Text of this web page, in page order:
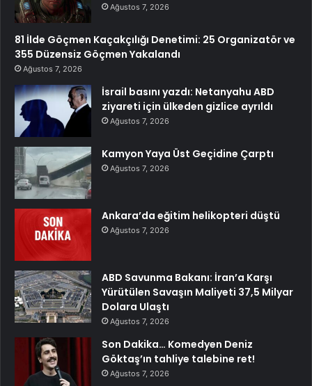
Ağustos 7, 2026
81 İlde Göçmen Kaçakçılığı Denetimi: 25 Organizatör ve
355 Düzensiz Göçmen Yakalandı
Ağustos 7, 2026
İsrail basını yazdı: Netanyahu ABD
ziyareti için ülkeden gizlice ayrıldı
Ağustos 7, 2026
Kamyon Yaya Üst Geçidine Çarptı
Ağustos 7, 2026
Ankara’da eğitim helikopteri düştü
Ağustos 7, 2026
ABD Savunma Bakanı: İran’a Karşı
Yürütülen Savaşın Maliyeti 37,5 Milyar
Dolara Ulaştı
Ağustos 7, 2026
Son Dakika… Komedyen Deniz
Göktaş’ın tahliye talebine ret!
Ağustos 7, 2026